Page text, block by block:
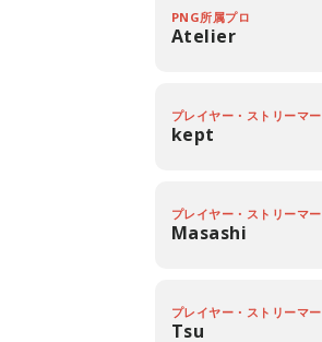
PNG所属プロ
Atelier
プレイヤー・ストリーマー
kept
プレイヤー・ストリーマー
Masashi
プレイヤー・ストリーマー
Tsu